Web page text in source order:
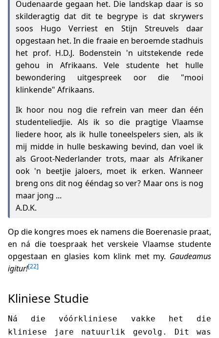
Oudenaarde gegaan het. Die landskap daar is so
skilderagtig dat dit te begrype is dat skrywers
soos Hugo Verriest en Stijn Streuvels daar
opgestaan het. In die fraaie en beroemde stadhuis
het prof. H.D.J. Bodenstein 'n uitstekende rede
gehou in Afrikaans. Vele studente het hulle
bewondering uitgespreek oor die "mooi
klinkende" Afrikaans.
Ik hoor nou nog die refrein van meer dan één
studenteliedjie. Als ik so die pragtige Vlaamse
liedere hoor, als ik hulle toneelspelers sien, als ik
mij midde in hulle beskawing bevind, dan voel ik
als Groot-Nederlander trots, maar als Afrikaner
ook 'n beetjie jaloers, moet ik erken. Wanneer
breng ons dit nog ééndag so ver? Maar ons is nog
maar jong ...
A.D.K.
Op die kongres moes ek namens die Boerenasie praat,
en ná die toespraak het verskeie Vlaamse studente
opgestaan en glasies kom klink met my. Gaudeamus
igitur![22]
Kliniese Studie
Ná die vóórkliniese vakke het die
kliniese jare natuurlik gevolg. Dit was